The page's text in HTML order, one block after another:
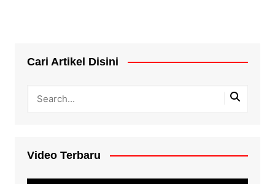
Cari Artikel Disini
Video Terbaru